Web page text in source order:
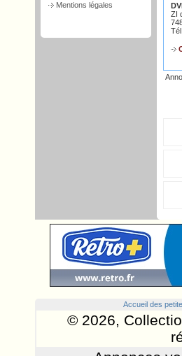
Mentions légales
ZI
Accueil des
© 2026,